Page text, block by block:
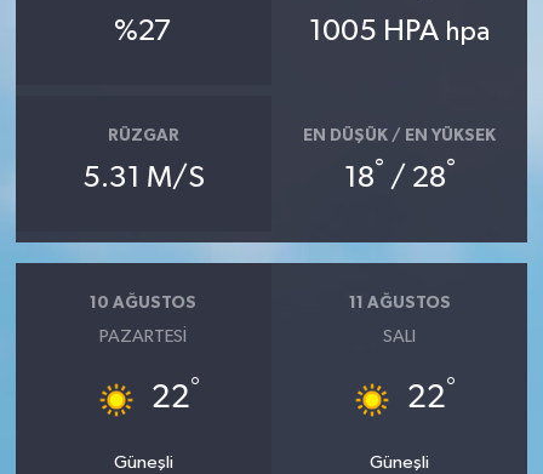
%27 1005 HPA hpa
RÜZGAR
5.31 M/S
EN DÜŞÜK / EN YÜKSEK
18° / 28°
10 AĞUSTOS
PAZARTESI
22°
Güneşli
11 AĞUSTOS
SALI
22°
Güneşli